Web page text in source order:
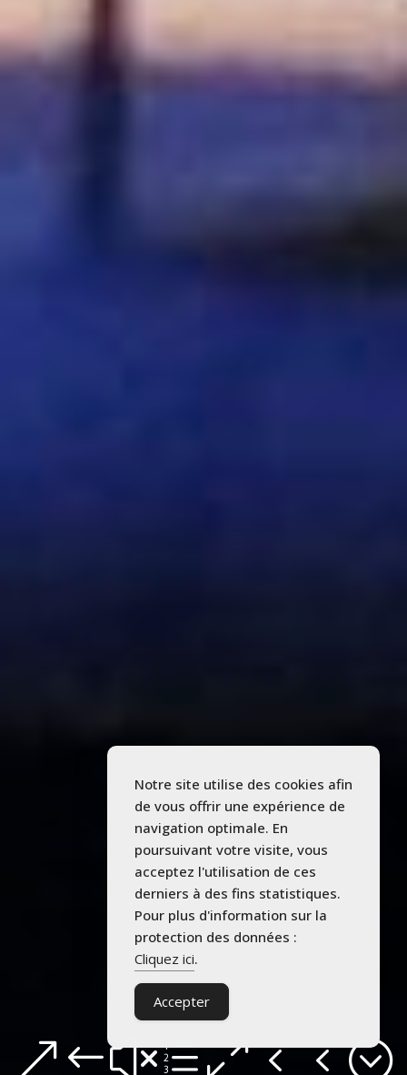
&#xe044;
Notre site utilise des cookies afin
de vous offrir une expérience de
navigation optimale. En
poursuivant votre visite, vous
acceptez l'utilisation de ces
derniers à des fins statistiques.
Pour plus d'information sur la
protection des données :
Cliquez ici.
Accepter